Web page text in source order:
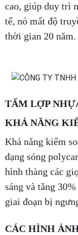
cao, giúp duy trì
tế, nó mất độ
thời gian 20 năm.
TẤM LỢP
KHẢ NĂNG
Khả năng kiểm
dạng sóng
hình thàng các
sáng và tăng
giai đoạn bị
CÁC HÌNH